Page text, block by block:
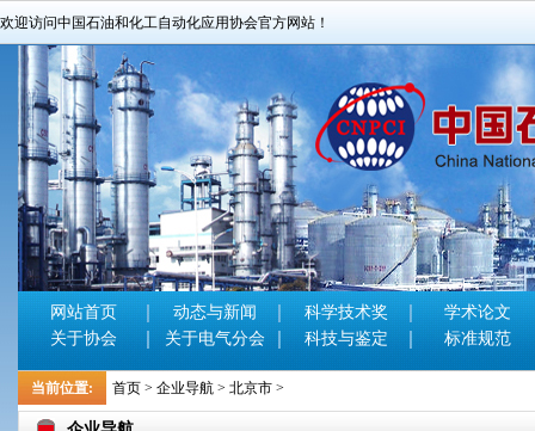
欢迎访问中国石油和化工自动化应用协会官方网站！
网站首页 动态与新闻 科学技术奖
学术论文
关于协会
关于电气分会 科技与鉴定 标准规范
当前位置: 首页 > 企业导航 > 北京市 >